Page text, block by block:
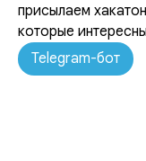
присылаем
которые
Telegram-бот